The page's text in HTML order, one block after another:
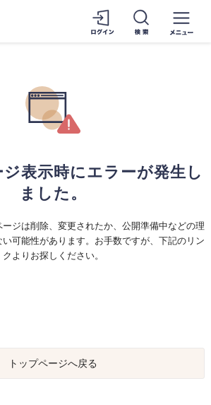
表示時にエラーが発生し
ました。
ジは削除、変更されたか、公開準備中などの理
可能性があります。お手数ですが、下記のリン
クよりお探しください。
トップページへ戻る